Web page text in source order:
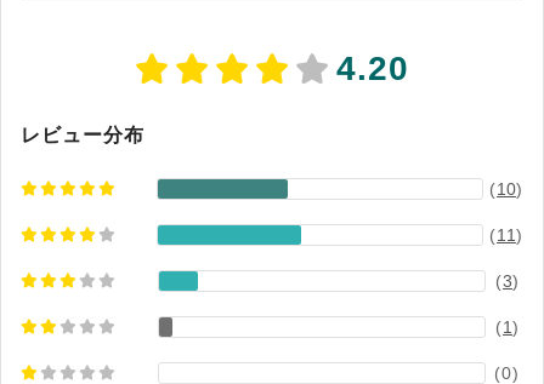
4.20
レビュー分布
(10)
(11)
(3)
(1)
(0)